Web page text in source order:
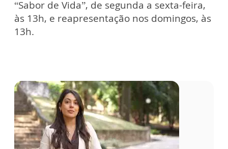
“Sabor de Vida”, de segunda a sexta-feira,
às 13h, e reapresentação nos domingos, às
13h.